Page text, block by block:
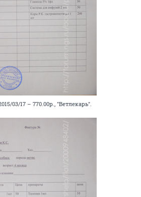
03/17 – 770.00р., "Ветлекарь".